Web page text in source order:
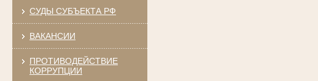
СУДЫ СУБЪЕКТА РФ
ВАКАНСИИ
ПРОТИВОДЕЙСТВИЕ
КОРРУПЦИИ